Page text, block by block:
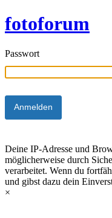
fotoforum
Passwort
Deine IP-Adresse und
möglicherweise durch
verarbeitet. Wenn du
und gibst dazu dein
×